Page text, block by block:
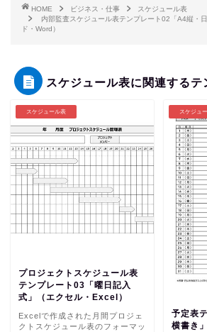
HOME ビジネス・仕事
スケジュール表
内部監査スケジュール表テンプレート02「A4縦・
ド・Word）
スケジュール表に関連するテ
スケジュール表
プロジェクトスケジュール表
テンプレート03「曜日記入
式」（エクセル・Excel）
Excelで作成された月間プロジェ
クトスケジュール表のフォーマッ
スケジュ
予定表
横書き